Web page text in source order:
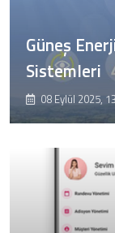
Güneş
Sistemleri
08 Eylül 2025,